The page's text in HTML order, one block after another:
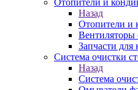
Отопители и
Назад
Отопители и
Вентиляторы
Запчасти для
Система очистки
Назад
Система